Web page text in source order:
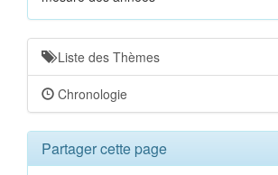
Liste des Thèmes
Chronologie
Partager cette page